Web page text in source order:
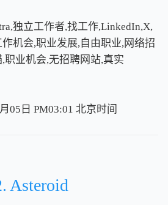
独立工作者,找工作,LinkedIn,X,
机会,职业发展,自由职业,网络招
职业机会,无招聘网站,真实
05日 PM03:01 北京时间
北京时间
Asteroid